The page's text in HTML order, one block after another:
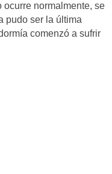
ocurre normalmente, se
pudo ser la última
comenzó a sufrir